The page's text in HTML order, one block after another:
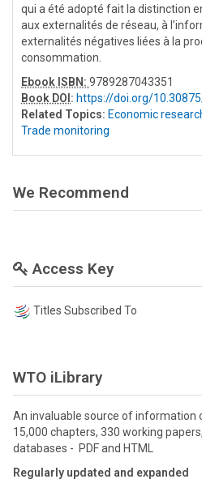
qui a été adopté fait la distinction
aux externalités de réseau, à
externalités négatives liées à la
consommation.
Ebook ISBN: 9789287043351
Book DOI: https://doi.org/
Related Topics: Economic
Trade monitoring
We Recommend
Access Key
Titles Subscribed To
WTO iLibrary
An invaluable source of information
15,000 chapters, 330 working
databases - PDF and HTML
Regularly updated and expanded